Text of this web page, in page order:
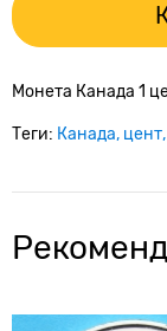
Монета Канада 1
Теги: Канада цент